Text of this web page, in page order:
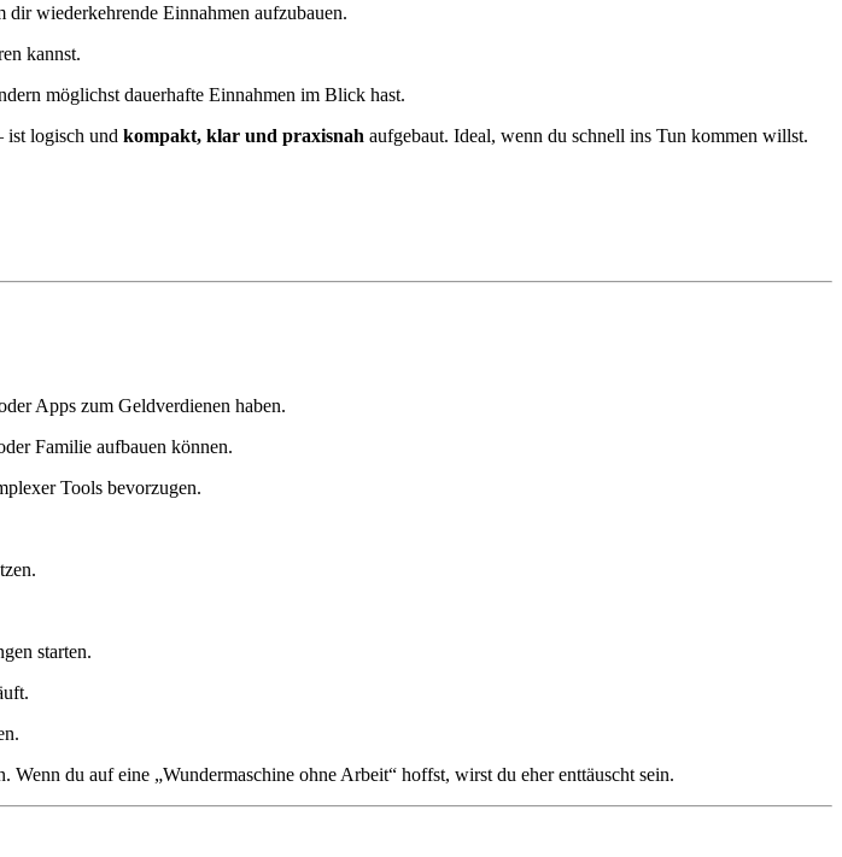
wiederkehrende Einnahmen aufzubauen.
kannst.
möglichst dauerhafte Einnahmen im Blick hast.
ist logisch und kompakt, klar und praxisnah aufgebaut. Ideal, wenn du schnell ins Tun kommen willst.
Apps zum Geldverdienen haben.
Familie aufbauen können.
Tools bevorzugen.
starten.
du auf eine „Wundermaschine ohne Arbeit“ hoffst, wirst du eher enttäuscht sein.